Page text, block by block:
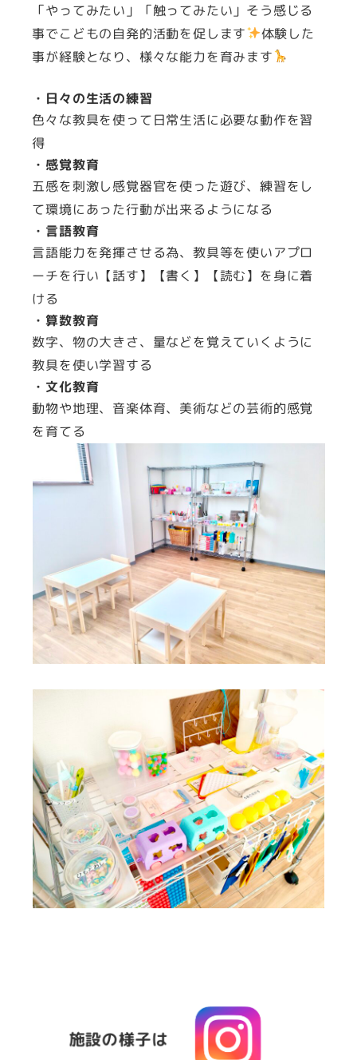
「やってみたい」「触ってみたい」そう感じる
事でこどもの自発的活動を促します
体験した
事が経験となり、様々な能力を育みます
・日々の生活の練習
色々な教具を使って日常生活に必要な動作を習
得
・感覚教育
五感を刺激し感覚器官を使った遊び、練習をし
て環境にあった行動が出来るようになる
・言語教育
言語能力を発揮させる為、教具等を使いアプロ
ーチを行い【話す】【書く】【読む】を身に着
ける
・算数教育
数字、物の大きさ、量などを覚えていくように
教具を使い学習する
・文化教育
動物や地理、音楽体育、美術などの芸術的感覚
を育てる
施設の様子は